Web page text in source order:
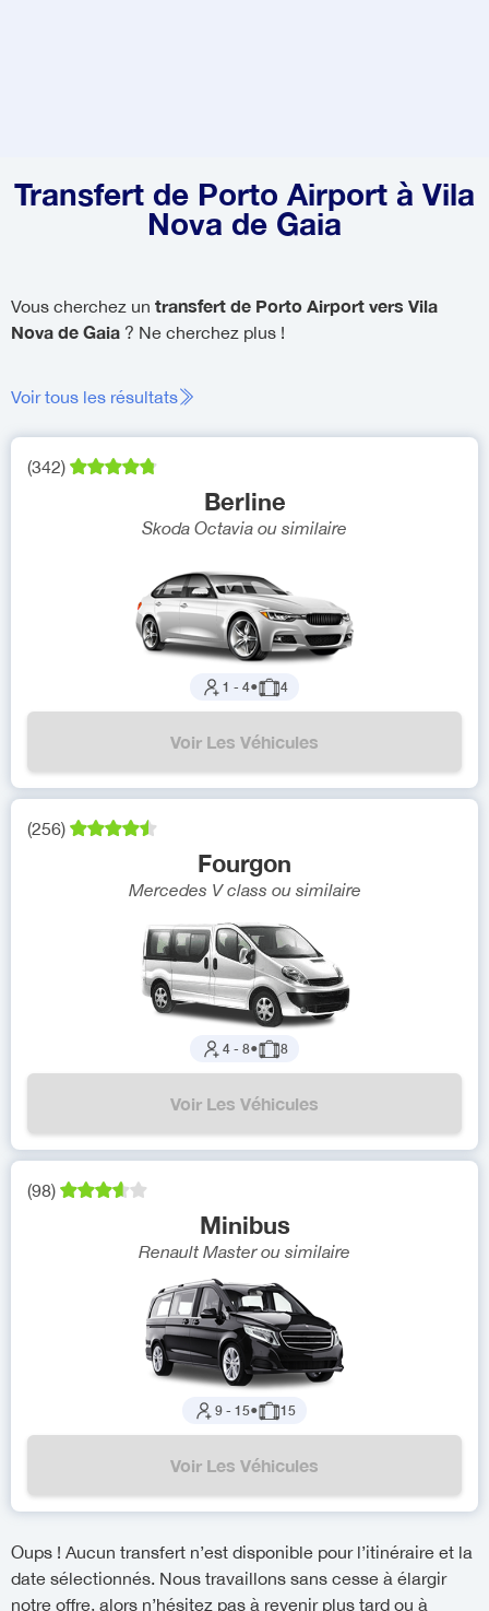
Transfert de Porto Airport à Vila
Nova de Gaia
Vous cherchez un transfert de Porto Airport vers Vila
Nova de Gaia ? Ne cherchez plus !
Voir tous les résultats
(342)
Berline
Skoda Octavia ou similaire
1 - 4● 4
Voir Les Véhicules
(256)
Fourgon
Mercedes V class ou similaire
4 - 8● 8
Voir Les Véhicules
(98)
Minibus
Renault Master ou similaire
9 - 15● 15
Voir Les Véhicules
Oups ! Aucun transfert n’est disponible pour l’itinéraire et la
date sélectionnés. Nous travaillons sans cesse à élargir
notre offre, alors n’hésitez pas à revenir plus tard ou à